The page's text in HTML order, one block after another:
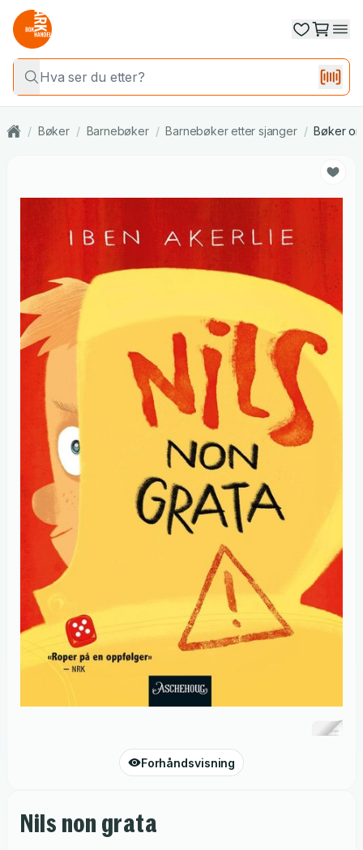
/ Bøker / Barnebøker / Barnebøker etter sjanger / Bøker
Forhåndsvisning
Nils non grata